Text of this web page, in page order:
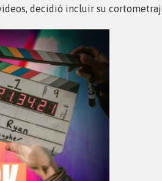
decidió incluir su